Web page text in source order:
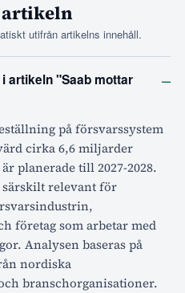
artikeln
utifrån artikelns innehåll.
artikeln "Saab mottar
–
på försvarssystem
cirka 6,6 miljarder
planerade till 2027-2028.
relevant för
företag som arbetar med
Analysen baseras på
nordiska
branschorganisationer.